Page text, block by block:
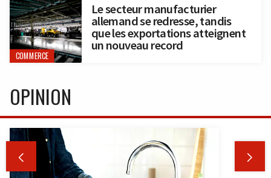
COMMERCE
Le secteur manufacturier
allemand se redresse, tandis
que les exportations atteignent
un nouveau record
OPINION
 